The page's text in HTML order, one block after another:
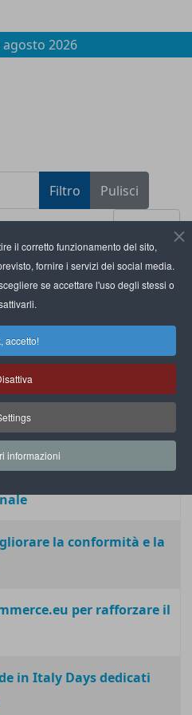
il corretto funzionamento del sito,
fornire i servizi dei social media.
se accettare l'uso degli stessi o
accetto!
informazioni
2026
Filtro
Pulisci
Visualizza #
salvati oltre 157 milioni
il nuovo programma
alla guida della
per gestire il
la conformità e la
per rafforzare il
in Italy Days dedicati